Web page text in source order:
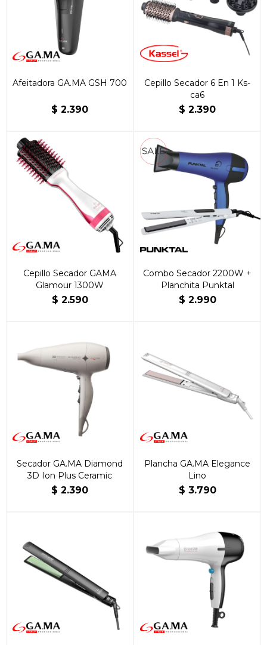
Afeitadora GA.MA GSH 700
$ 2.390
Cepillo Secador 6 En 1 Ks-
ca6
$ 2.390
Cepillo Secador GAMA
Glamour 1300W
$ 2.590
Combo Secador 2200W +
Planchita Punktal
$ 2.990
Secador GA.MA Diamond
3D Ion Plus Ceramic
$ 2.390
Plancha GA.MA Elegance
Lino
$ 3.790